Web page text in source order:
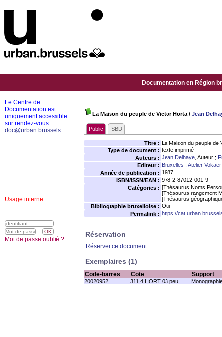
Documentation en Région
La Maison du peuple de Victor Horta / Jean
Public ISBD
Titre : La Maison du peuple de
Type de document : texte imprimé
Auteurs : Jean Delhaye , Auteur ;
Editeur : Bruxelles : Atelier Vokaer
Année de publication : 1987
ISBN/ISSN/EAN : 978-2-87012-001-9
Catégories : [Thésaurus Noms
[Thésaurus rangement
[Thésaurus
Bibliographie bruxelloise : Oui
Permalink : https://
Réservation
Réserver ce document
Exemplaires (1)
Code-barres Cote Support
20020952 311.4 HORT 03 peu
Le Centre de
Documentation est
uniquement accessible
sur rendez-vous :
doc@urban.brussels
Usage interne
Mot de passe oublié ?